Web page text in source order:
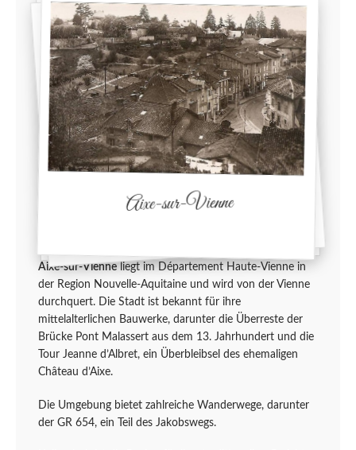
Aixe-sur-Vienneliegt im Département Haute-Vienne in
der Region Nouvelle-Aquitaine und wird von der Vienne
durchquert. Die Stadt ist bekannt für ihre
mittelalterlichen Bauwerke, darunter die Überreste der
Brücke Pont Malassert aus dem 13. Jahrhundert und die
Tour Jeanne d’Albret, ein Überbleibsel des ehemaligen
Château d’Aixe.
Die Umgebung bietet zahlreiche Wanderwege, darunter
der GR 654, ein Teil des Jakobswegs.
Aixe-sur-Vienne